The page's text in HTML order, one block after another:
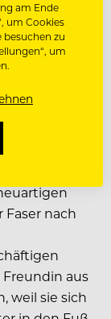
UND
nach
aus
weil sie sich
am Ende
um Cookies
besuchen zu
um